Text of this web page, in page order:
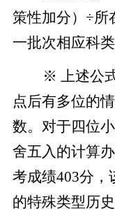
策性加分） ÷所
一批次相应科
※ 上述公
点后有多位的
数。对于四位
舍五入的计算
考成绩403分，
的特殊类型历